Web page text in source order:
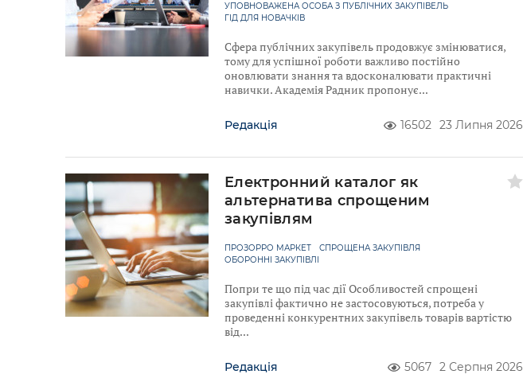
УПОВНОВАЖЕНА ОСОБА З ПУБЛІЧНИХ ЗАКУПІВЕЛЬ
ГІД ДЛЯ НОВАЧКІВ
Сфера публічних закупівель продовжує змінюватися,
тому для успішної роботи важливо постійно
оновлювати знання та вдосконалювати практичні
навички. Академія Радник пропонує
Редакція 16502 23 Липня 2026
Електронний каталог як
альтернатива спрощеним
закупівлям
ПРОЗОРРО МАРКЕТ
СПРОЩЕНА ЗАКУПІВЛЯ
ОБОРОННІ ЗАКУПІВЛІ
Попри те що під час дії Особливостей спрощені
закупівлі фактично не застосовуються, потреба у
проведенні конкурентних закупівель товарів вартістю
від
Редакція 5067 2 Серпня 2026